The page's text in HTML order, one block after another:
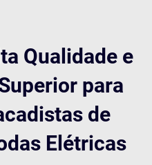
Qualidade e
para
de
Elétricas